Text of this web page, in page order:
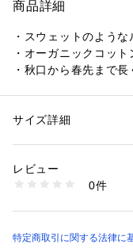
商品詳細
・スウェットのよう
・オーガニックコット
・秋口から春先まで長
彷彿とさせる、その姿
使用しています。
綿のルームソックスは
◇サイズ違いはこちら
性別：レディース
素材：綿90% ポリエステ
商品番号：
011141523 （ショップ）
サイズ詳細
レビュー
0件
特定商取引に関する法律に